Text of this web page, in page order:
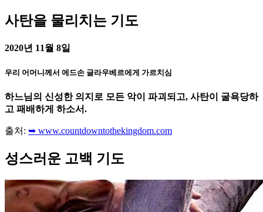
사탄을 물리치는 기도
2020년 11월 8일
우리 어머니께서 에드손 글라우베르에게 가르치심
하느님의 신성한 의지로 모든 악이 파괴되고, 사탄이 굴욕당하
고 패배하게 하소서.
출처: ➥ www.countdowntothekingdom.com
성스러운 고백 기도